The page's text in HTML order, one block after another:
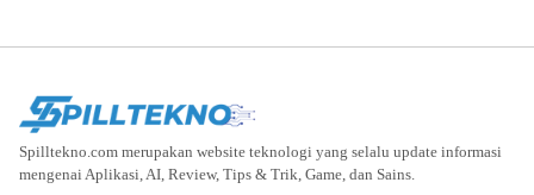
Spilltekno.com merupakan website teknologi yang selalu update informasi
mengenai Aplikasi, AI, Review, Tips & Trik, Game, dan Sains.